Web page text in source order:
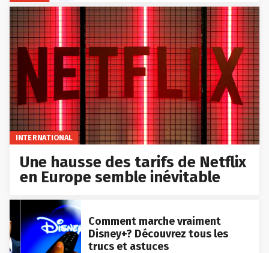
INTERNATIONAL
Une hausse des tarifs de Netflix
en Europe semble inévitable
Comment marche vraiment
Disney+? Découvrez tous les
trucs et astuces